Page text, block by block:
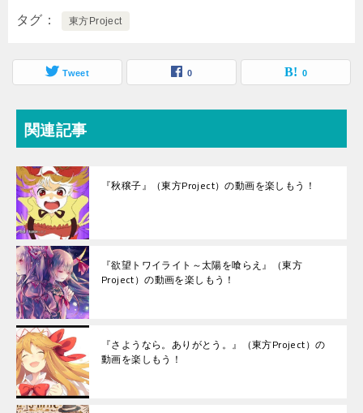
タグ 東方Project
Tweet 0 0
関連記事
『秋穣子』（東方Project）の動画を楽しもう！
『欲望トワイライト～太陽を喰らえ』（東方
Project）の動画を楽しもう！
『さようなら。ありがとう。』（東方Project）の
動画を楽しもう！